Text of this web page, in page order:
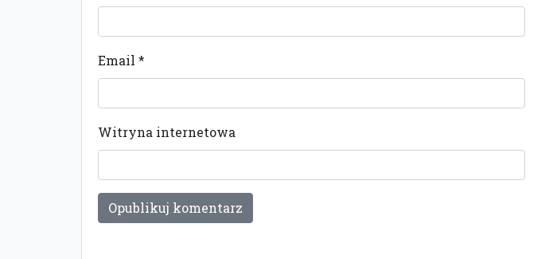
Email *
Witryna internetowa